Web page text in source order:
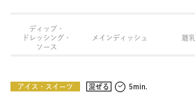
オンラインストア
ディップ・
ドレッシング・
ソース
メインディッシュ 離
アイス・スイーツ 混ぜる 5min.